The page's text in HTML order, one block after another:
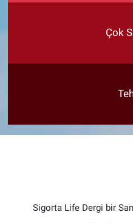
Çok
Sigorta Life Dergi bir